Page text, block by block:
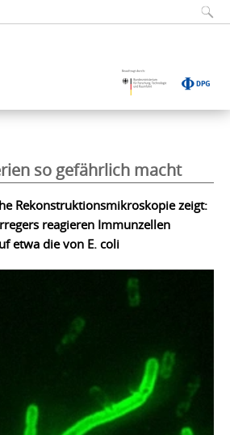
so gefährlich macht
Rekonstruktionsmikroskopie zeigt:
reagieren Immunzellen
etwa die von E. coli